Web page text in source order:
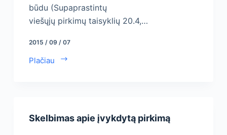
būdu (Supaprastintų
viešųjų pirkimų taisyklių 20.4,…
2015 / 09 / 07
Plačiau
Skelbimas apie įvykdytą pirkimą